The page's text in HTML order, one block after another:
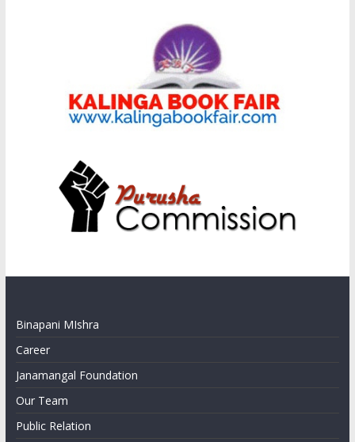
Binapani MIshra
Career
Janamangal Foundation
Our Team
Public Relation